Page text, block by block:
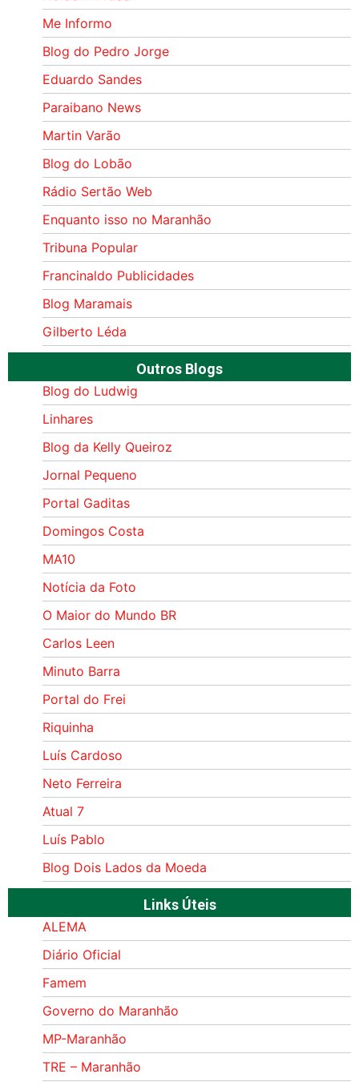
Me Informo
Blog do Pedro Jorge
Eduardo Sandes
Paraibano News
Martin Varão
Blog do Lobão
Rádio Sertão Web
Enquanto isso no Maranhão
Tribuna Popular
Francinaldo Publicidades
Blog Maramais
Gilberto Léda
Outros Blogs
Blog do Ludwig
Linhares
Blog da Kelly Queiroz
Jornal Pequeno
Portal Gaditas
Domingos Costa
MA10
Notícia da Foto
O Maior do Mundo BR
Carlos Leen
Minuto Barra
Portal do Frei
Riquinha
Luís Cardoso
Neto Ferreira
Atual 7
Luís Pablo
Blog Dois Lados da Moeda
Links Úteis
ALEMA
Diário Oficial
Famem
Governo do Maranhão
MP-Maranhão
TRE – Maranhão